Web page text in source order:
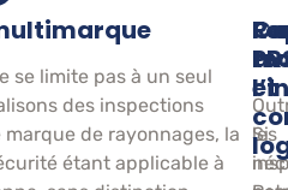
se limite pas à un seul
des inspections
de rayonnages, la
étant applicable à
Si
les
et